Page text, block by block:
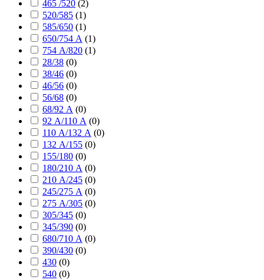
465 /520 (2)
520/585 (1)
585/650 (1)
650/754 А (1)
754 А/820 (1)
28/38 (0)
38/46 (0)
46/56 (0)
56/68 (0)
68/92 А (0)
92 А/110 А (0)
110 А/132 А (0)
132 А/155 (0)
155/180 (0)
180/210 А (0)
210 А/245 (0)
245/275 А (0)
275 А/305 (0)
305/345 (0)
345/390 (0)
680/710 А (0)
390/430 (0)
430 (0)
540 (0)